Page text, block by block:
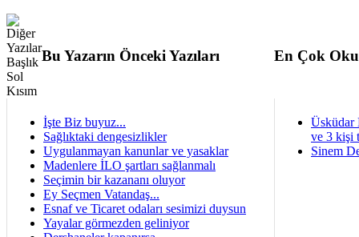
Bu Yazarın Önceki Yazıları En Çok
İşte Biz buyuz...
Sağlıktaki dengesizlikler
Uygulanmayan kanunlar ve yasaklar
Madenlere İLO şartları sağlanmalı
Seçimin bir kazananı oluyor
Ey Seçmen Vatandaş...
Esnaf ve Ticaret odaları sesimizi duysun
Yayalar görmezden geliniyor
Üsküdar
ve 3 kişi
Sinem